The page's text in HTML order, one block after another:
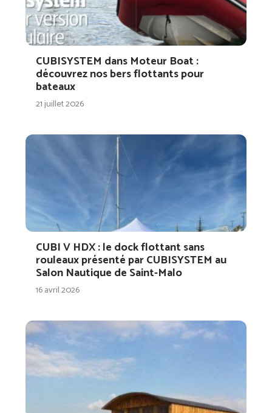
CUBISYSTEM dans Moteur Boat :
découvrez nos bers flottants pour
bateaux
21 juillet 2026
CUBI V HDX : le dock flottant sans
rouleaux présenté par CUBISYSTEM au
Salon Nautique de Saint-Malo
16 avril 2026